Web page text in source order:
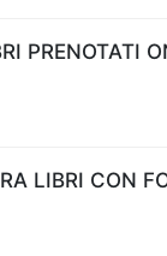
PRENOTATI
LIBRI CON